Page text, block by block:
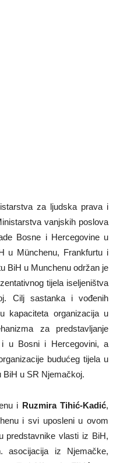
za ljudska prava i
vanjskih poslova
Bosne i Hercegovine u
u Münchenu, Frankfurtu i
BiH u Munchenu održan je
tijela iseljeništva
Cilj sastanka i vođenih
kapaciteta organizacija u
za predstavljanje
i u Bosni i Hercegovini, a
budućeg tijela u
BiH u SR Njemačkoj.
i Ruzmira Tihić-Kadić,
i svi uposleni u ovom
predstavnike vlasti iz BiH,
iz Njemačke,